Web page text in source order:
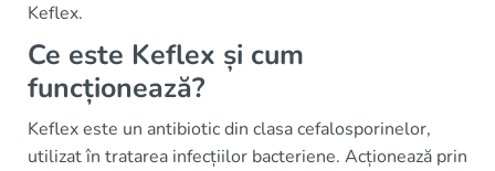
Keflex.
Ce este Keflex și cum
funcționează?
Keflex este un antibiotic din clasa cefalosporinelor,
utilizat în tratarea infecțiilor bacteriene. Acționează prin